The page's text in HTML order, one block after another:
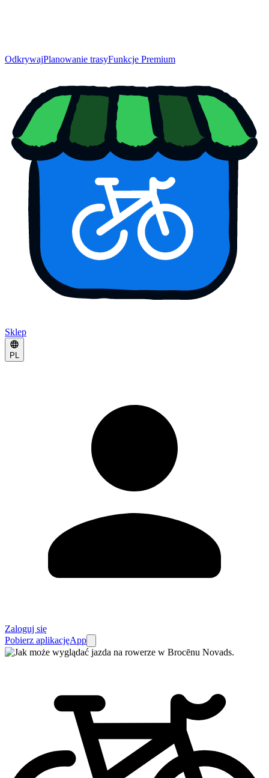
OdkrywajPlanowanie trasyFunkcje Premium
Sklep
PL
Zaloguj się
Pobierz aplikacjęApp